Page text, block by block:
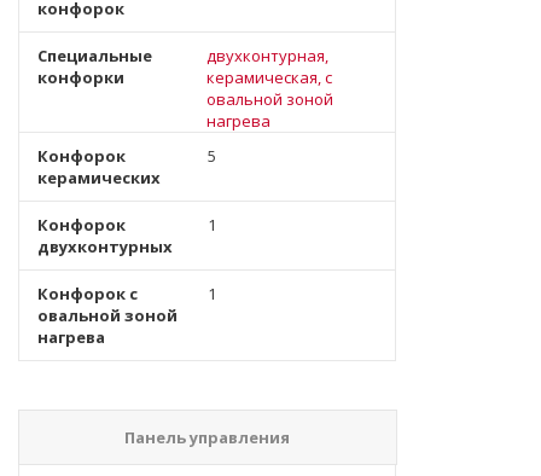
конфорок
Специальные
конфорки
двухконтурная,
керамическая, с
овальной зоной
нагрева
Конфорок
керамических
5
Конфорок
двухконтурных
1
Конфорок с
овальной зоной
нагрева
1
Панель управления